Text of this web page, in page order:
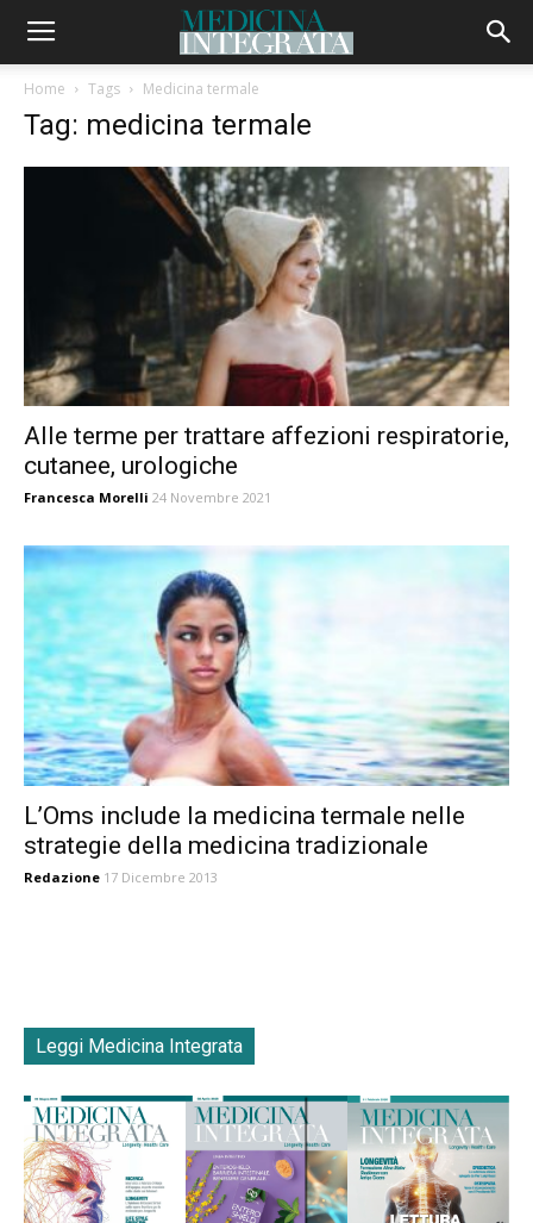
Home Tags Medicina termale
Tag: medicina termale
Alle terme per trattare affezioni respiratorie,
cutanee, urologiche
Francesca Morelli 24 Novembre 2021
L’Oms include la medicina termale nelle
strategie della medicina tradizionale
Redazione 17 Dicembre 2013
Leggi Medicina Integrata